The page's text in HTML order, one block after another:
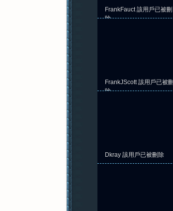
元
FrankFauct該用戶已被刪
除
FrankJScott該用戶已被刪
除
Dkray 該用戶已被刪除